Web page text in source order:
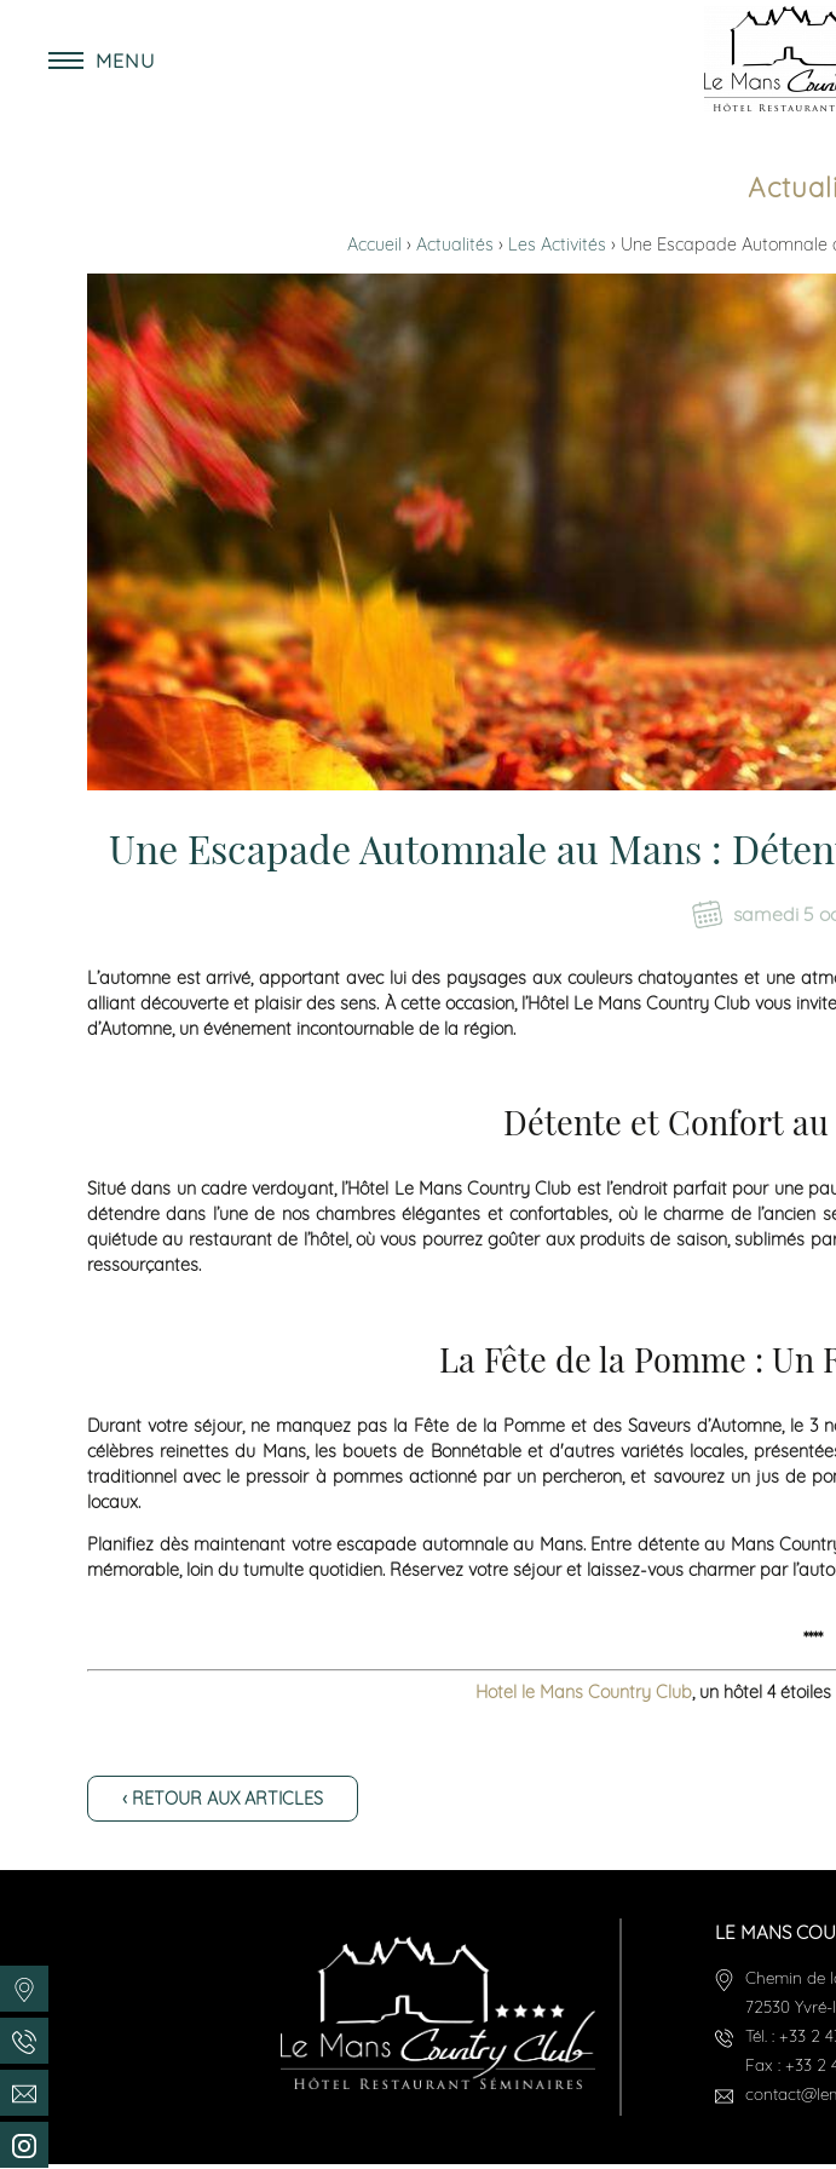
MENU
Accueil Actualités Les Activités Une Escapade Automnale
Une Escapade Automnale au Mans :
samedi 5
L’automne est arrivé, apportant avec lui des paysages aux couleurs chatoyantes et une
alliant découverte et plaisir des sens. À cette occasion, l’Hôtel Le Mans Country Club vous
d’Automne, un événement incontournable de la région.
Détente et Confort
Situé dans un cadre verdoyant, l’Hôtel Le Mans Country Club est l’endroit parfait pour une
détendre dans l’une de nos chambres élégantes et confortables, où le charme de
quiétude au restaurant de l’hôtel, où vous pourrez goûter aux produits de saison, sublimés
ressourçantes.
La Fête de la Pomme : Un
Durant votre séjour, ne manquez pas la Fête de la Pomme et des Saveurs d’Automne, le 3
célèbres reinettes du Mans, les bouets de Bonnétable et d'autres variétés locales,
traditionnel avec le pressoir à pommes actionné par un percheron, et savourez un jus de
locaux.
Planifiez dès maintenant votre escapade automnale au Mans. Entre détente au Mans
mémorable, loin du tumulte quotidien. Réservez votre séjour et laissez-vous charmer par
****
Hotel le Mans Country Club, un hôtel 4
‹ RETOUR AUX ARTICLES
LE MANS
Chemin de
72530
Tél. : +33 2
Fax : +33 2